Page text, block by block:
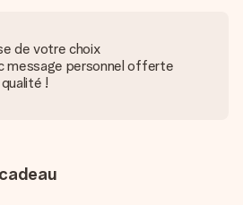
de votre choix
message personnel offerte
!